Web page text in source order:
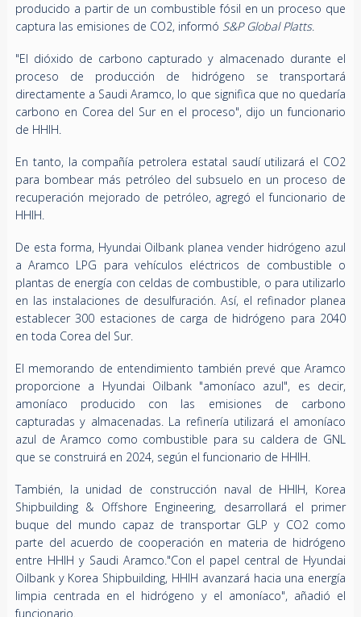
producido a partir de un combustible fósil en un proceso que
captura las emisiones de CO2, informó S&P Global Platts.
"El dióxido de carbono capturado y almacenado durante el
proceso de producción de hidrógeno se transportará
directamente a Saudi Aramco, lo que significa que no quedaría
carbono en Corea del Sur en el proceso", dijo un funcionario
de HHIH.
En tanto, la compañía petrolera estatal saudí utilizará el CO2
para bombear más petróleo del subsuelo en un proceso de
recuperación mejorado de petróleo, agregó el funcionario de
HHIH.
De esta forma, Hyundai Oilbank planea vender hidrógeno azul
a Aramco LPG para vehículos eléctricos de combustible o
plantas de energía con celdas de combustible, o para utilizarlo
en las instalaciones de desulfuración. Así, el refinador planea
establecer 300 estaciones de carga de hidrógeno para 2040
en toda Corea del Sur.
El memorando de entendimiento también prevé que Aramco
proporcione a Hyundai Oilbank "amoníaco azul", es decir,
amoníaco producido con las emisiones de carbono
capturadas y almacenadas. La refinería utilizará el amoníaco
azul de Aramco como combustible para su caldera de GNL
que se construirá en 2024, según el funcionario de HHIH.
También, la unidad de construcción naval de HHIH, Korea
Shipbuilding & Offshore Engineering, desarrollará el primer
buque del mundo capaz de transportar GLP y CO2 como
parte del acuerdo de cooperación en materia de hidrógeno
entre HHIH y Saudi Aramco."Con el papel central de Hyundai
Oilbank y Korea Shipbuilding, HHIH avanzará hacia una energía
limpia centrada en el hidrógeno y el amoníaco", añadió el
funcionario.